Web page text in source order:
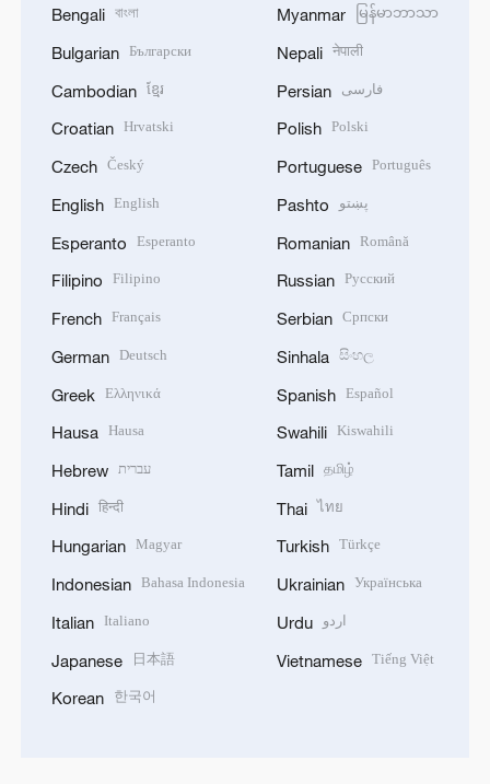
Bengali বাংলা
Bulgarian Български
Cambodian ខ្មែរ
Croatian Hrvatski
Czech Český
English English
Esperanto Esperanto
Filipino Filipino
French Français
German Deutsch
Greek Ελληνικά
Hausa Hausa
Hebrew עברית
Hindi हिन्दी
Hungarian Magyar
Indonesian Bahasa Indonesia
Italian Italiano
Japanese 日本語
Korean 한국어
Myanmar မြန်မာဘာသာ
Nepali नेपाली
Persian فارسی
Polish Polski
Portuguese Português
Pashto پښتو
Romanian Română
Russian Русский
Serbian Српски
Sinhala සිංහල
Spanish Español
Swahili Kiswahili
Tamil தமிழ்
Thai ไทย
Turkish Türkçe
Ukrainian Українська
Urdu اردو
Vietnamese Tiếng Việt